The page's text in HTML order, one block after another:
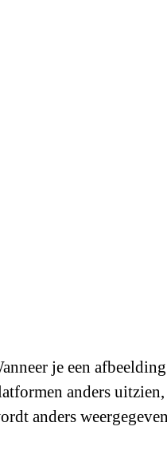
je een
anders
anders